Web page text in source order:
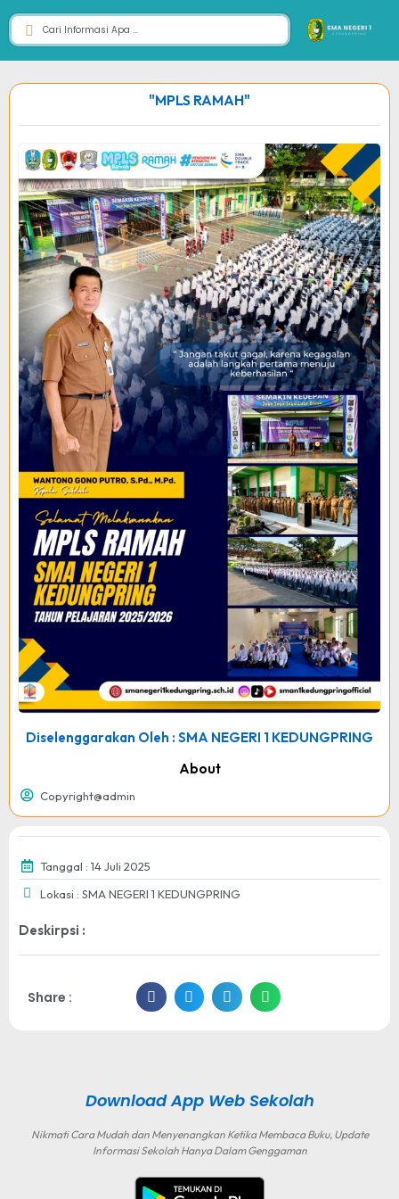
"MPLS RAMAH"
Diselenggarakan Oleh : SMA NEGERI 1 KEDUNGPRING
About
Copyright@admin
Tanggal : 14 Juli 2025
Lokasi : SMA NEGERI 1 KEDUNGPRING
Deskirpsi :
Share :
Download App Web Sekolah
Nikmati Cara Mudah dan Menyenangkan Ketika Membaca Buku, Update
Informasi Sekolah Hanya Dalam Genggaman